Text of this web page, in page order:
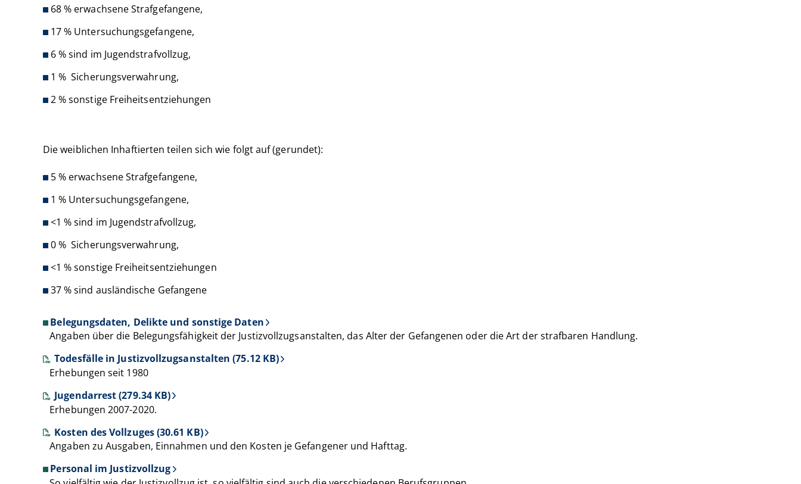
68 % erwachsene Strafgefangene,
17 % Untersuchungsgefangene,
6 % sind im Jugendstrafvollzug,
1 % Sicherungsverwahrung,
2 % sonstige Freiheitsentziehungen
Die weiblichen Inhaftierten teilen sich wie folgt auf (gerundet):
5 % erwachsene Strafgefangene,
1 % Untersuchungsgefangene,
<1 % sind im Jugendstrafvollzug,
0 % Sicherungsverwahrung,
<1 % sonstige Freiheitsentziehungen
37 % sind ausländische Gefangene
Belegungsdaten, Delikte und sonstige Daten
Angaben über die Belegungsfähigkeit der Justizvollzugsanstalten, das Alter der Gefangenen oder die Art der strafbaren Handlung.
Todesfälle in Justizvollzugsanstalten (75.12 KB)
Erhebungen seit 1980
Jugendarrest (279.34 KB)
Erhebungen 2007-2020.
Kosten des Vollzuges (30.61 KB)
Angaben zu Ausgaben, Einnahmen und den Kosten je Gefangener und Hafttag.
Personal im Justizvollzug